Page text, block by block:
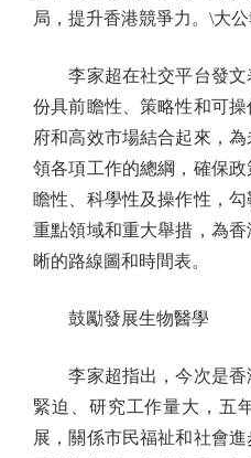
局，提升香港競爭力。\大
李家超在社交平台發文
份具前瞻性、策略性和可
府和高效市場結合起來，
領各項工作的總綱，確保
瞻性、科學性及操作性，勾
重點領域和重大舉措，為
晰的路線圖和時間表。
鼓勵發展生物醫學
李家超指出，今次是香
緊迫、研究工作量大，五
展，關係市民福祉和社會